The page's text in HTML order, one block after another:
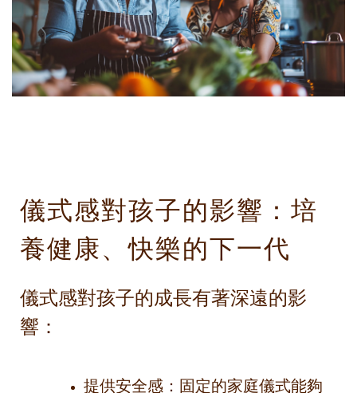
儀式感對孩子的影響：培
養健康、快樂的下一代
儀式感對孩子的成長有著深遠的影
響：
提供安全感：固定的家庭儀式能夠